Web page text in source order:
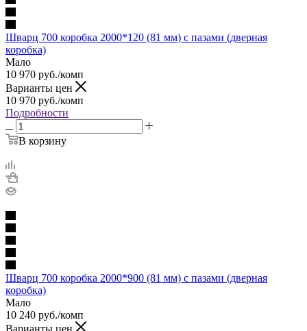
Шварц 700 коробка 2000*120 (81 мм) с пазами (дверная
коробка)
Мало
10 970 руб./комп
Варианты цен
10 970 руб./комп
Подробности
В корзину
Шварц 700 коробка 2000*900 (81 мм) с пазами (дверная
коробка)
Мало
10 240 руб./комп
Варианты цен